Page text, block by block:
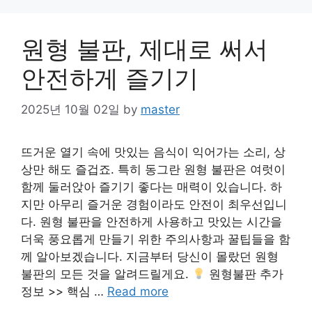
원형 불판, 제대로 써서
안전하게 즐기기
2025년 10월 02일 by master
뜨거운 열기 속에 맛있는 음식이 익어가는 소리, 상
상만 해도 즐겁죠. 특히 동그란 원형 불판은 여럿이
함께 둘러앉아 즐기기 좋다는 매력이 있습니다. 하
지만 아무리 즐거운 경험이라도 안전이 최우선입니
다. 원형 불판을 안전하게 사용하고 맛있는 시간을
더욱 풍요롭게 만들기 위한 주의사항과 꿀팁들을 함
께 알아보겠습니다. 지금부터 당신이 몰랐던 원형
불판의 모든 것을 알려드릴게요.
원형불판 추가
정보 >> 핵심 … Read more